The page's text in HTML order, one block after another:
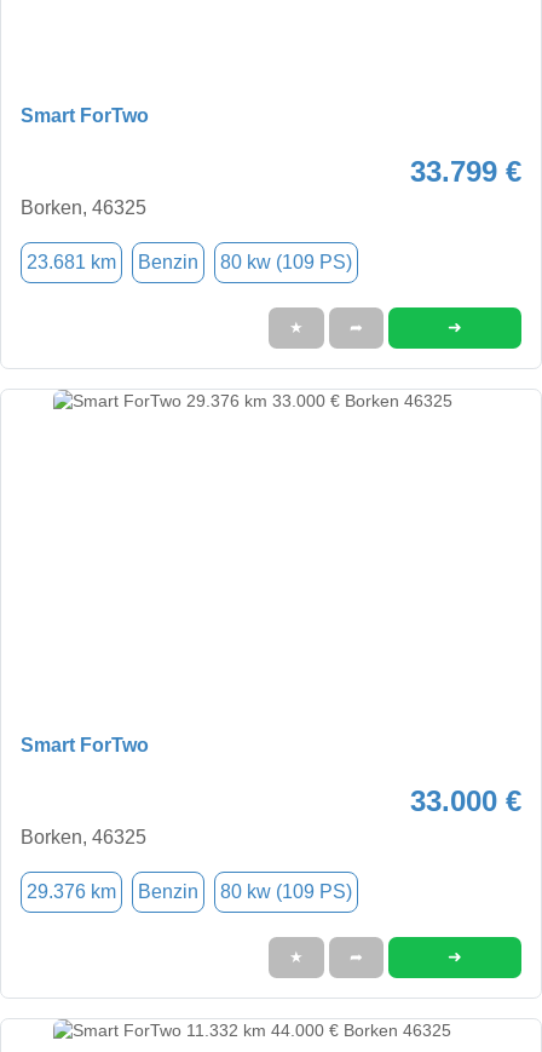
Smart ForTwo
33.799 €
Borken, 46325
23.681 km Benzin 80 kw (109 PS)
★ ➦ ➜
Smart ForTwo
33.000 €
Borken, 46325
29.376 km Benzin 80 kw (109 PS)
★ ➦ ➜